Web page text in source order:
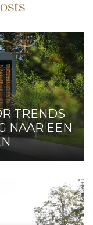
TRENDS
NAAR EEN